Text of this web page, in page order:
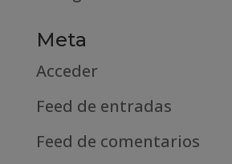
Meta
Acceder
Feed de entradas
Feed de comentarios